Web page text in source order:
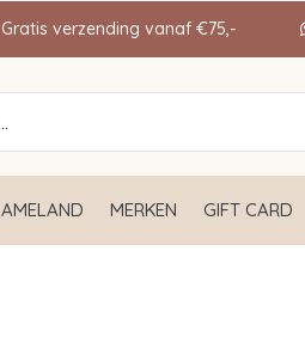
AMELAND MERKEN GIFT CARD
Gratis verzending vanaf €75,-